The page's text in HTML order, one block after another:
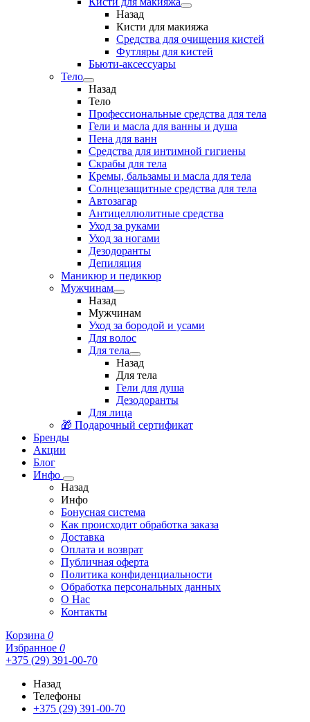
Назад
Кисти для макияжа
Средства для очищения кистей
Футляры для кистей
Бьюти-аксессуары
Тело
Назад
Тело
Профессиональные средства для тела
Гели и масла для ванны и душа
Пена для ванн
Средства для интимной гигиены
Скрабы для тела
Кремы, бальзамы и масла для тела
Солнцезащитные средства для тела
Автозагар
Антицеллюлитные средства
Уход за руками
Уход за ногами
Дезодоранты
Депиляция
Маникюр и педикюр
Мужчинам
Назад
Мужчинам
Уход за бородой и усами
Для волос
Для тела
Назад
Для тела
Гели для душа
Дезодоранты
Для лица
🎁 Подарочный сертификат
Бренды
Акции
Блог
Инфо
Назад
Инфо
Бонусная система
Как происходит обработка заказа
Доставка
Оплата и возврат
Публичная оферта
Политика конфиденциальности
Обработка персональных данных
О Нас
Контакты
Корзина 0
Избранное 0
+375 (29) 391-00-70
Назад
Телефоны
+375 (29) 391-00-70